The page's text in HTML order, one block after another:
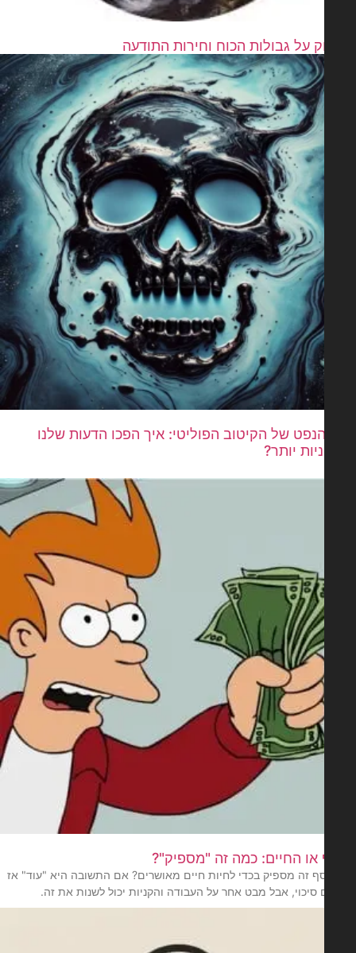
על גבולות הכוח וחירות התודעה
של הקיטוב הפוליטי: איך הפכו הדעות שלנו
יותר?
החיים: כמה זה "מספיק"?
זה מספיק בכדי לחיות חיים מאושרים? אם התשובה היא "עוד" אז
סיכוי, אבל מבט אחר על העבודה והקניות יכול לשנות את זה.